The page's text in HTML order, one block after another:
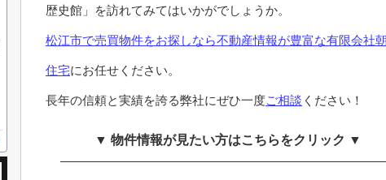
歴史館」を訪れてみてはいかがでしょうか。
松江市で売買物件をお探しなら不動産情報が豊富な有限会社
住宅にお任せください。
長年の信頼と実績を誇る弊社にぜひ一度ご相談 ください！
▼ 物件情報が見たい方はこちらをクリック ▼